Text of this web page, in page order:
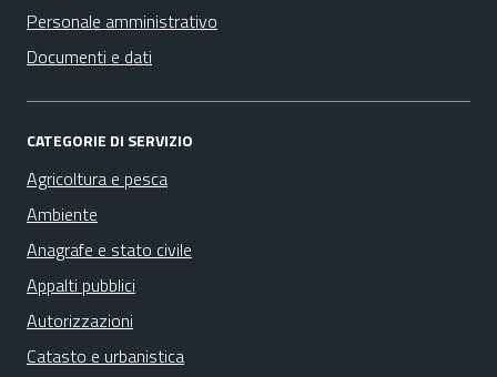
Personale amministrativo
Documenti e dati
CATEGORIE DI SERVIZIO
Agricoltura e pesca
Ambiente
Anagrafe e stato civile
Appalti pubblici
Autorizzazioni
Catasto e urbanistica